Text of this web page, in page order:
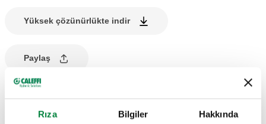
Rıza Bilgiler Hakkında
Yüksek çözünürlükte indir
Paylaş
ÜRÜN TANIMI